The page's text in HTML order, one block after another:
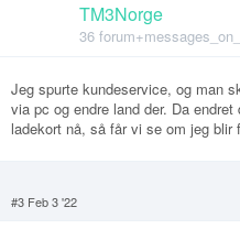
TM3Norge
36
Jeg spurte kundeservice, og man
via pc og endre land der. Da
ladekort nå, så får vi se om jeg blir
#3 Feb 3 '22